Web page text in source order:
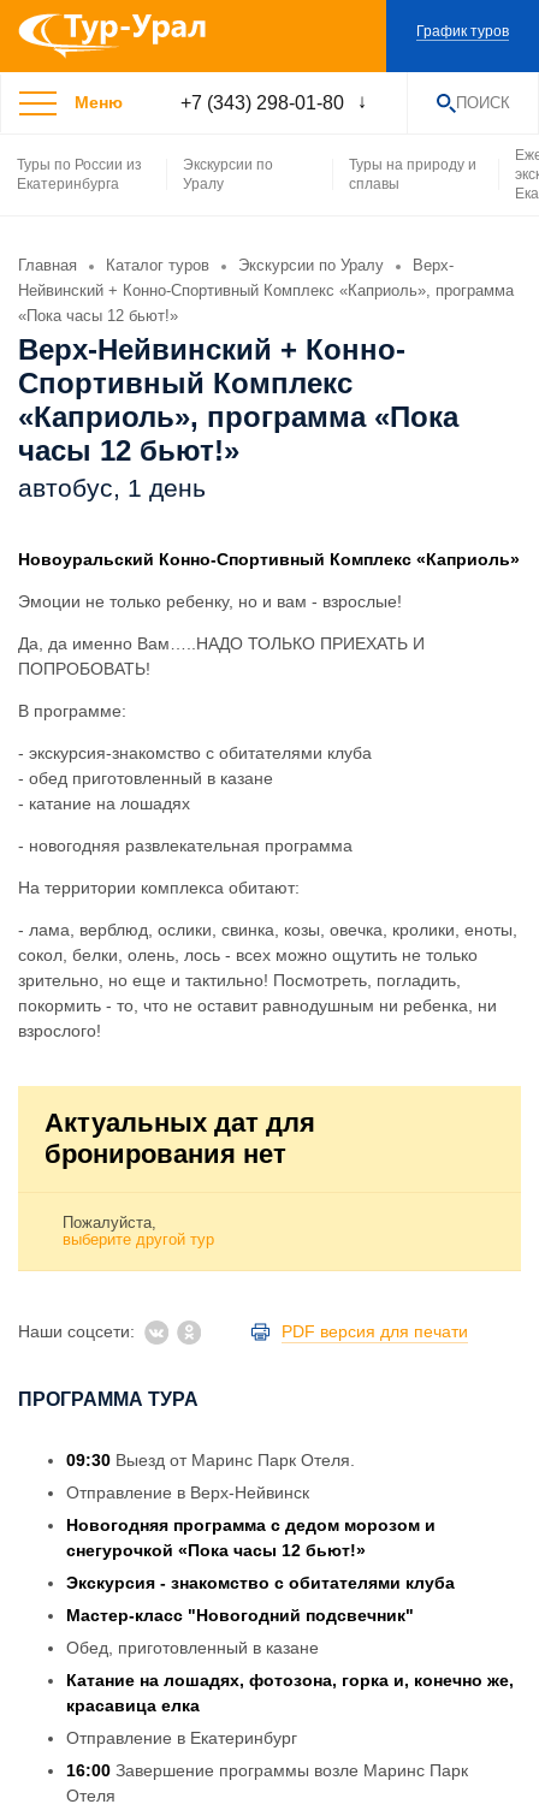
График туров
Меню +7 (343) 298-01-80 ПОИСК
НАЙТИ
Туры по России из
Екатеринбурга
Экскурсии по
Уралу
Туры на природу и
сплавы
Главная Каталог туров Экскурсии по Уралу
Верх-
Нейвинский + Конно-Спортивный Комплекс «Каприоль», программа
«Пока часы 12 бьют!»
Верх-Нейвинский + Конно-
Спортивный Комплекс
«Каприоль», программа «Пока
часы 12 бьют!»
автобус, 1 день
Новоуральский Конно-Спортивный Комплекс «Каприоль»
Эмоции не только ребенку, но и вам - взрослые!
Да, да именно Вам…..НАДО ТОЛЬКО ПРИЕХАТЬ И
ПОПРОБОВАТЬ!
В программе:
- экскурсия-знакомство с обитателями клуба
- обед приготовленный в казане
- катание на лошадях
- новогодняя развлекательная программа
На территории комплекса обитают:
- лама, верблюд, ослики, свинка, козы, овечка, кролики, еноты,
сокол, белки, олень, лось - всех можно ощутить не только
зрительно, но еще и тактильно! Посмотреть, погладить,
покормить - то, что не оставит равнодушным ни ребенка, ни
взрослого!
Актуальных дат для
бронирования нет
Пожалуйста,
выберите другой тур
Наши соцсети: PDF версия для печати
ПРОГРАММА ТУРА
09:30 Выезд от Маринс Парк Отеля.
Отправление в Верх-Нейвинск
Новогодняя программа с дедом морозом и
снегурочкой «Пока часы 12 бьют!»
Экскурсия - знакомство с обитателями клуба
Мастер-класс "Новогодний подсвечник"
Обед, приготовленный в казане
Катание на лошадях, фотозона, горка и, конечно же,
красавица елка
Отправление в Екатеринбург
16:00 Завершение программы возле Маринс Парк
Отеля